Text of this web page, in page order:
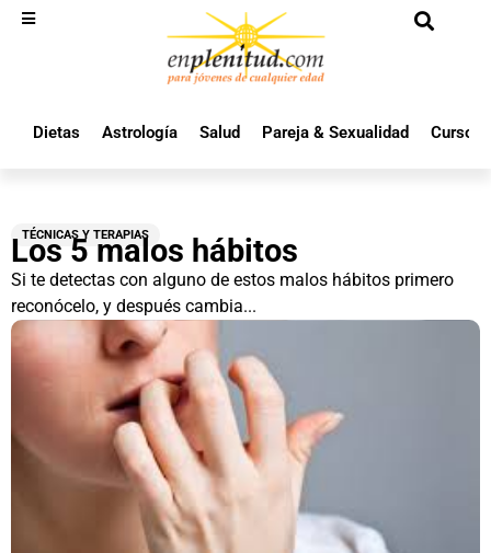
Dietas Astrología Salud Pareja & Sexualidad Cursos
TÉCNICAS Y TERAPIAS
Los 5 malos hábitos
Si te detectas con alguno de estos malos hábitos primero
reconócelo, y después cambia...